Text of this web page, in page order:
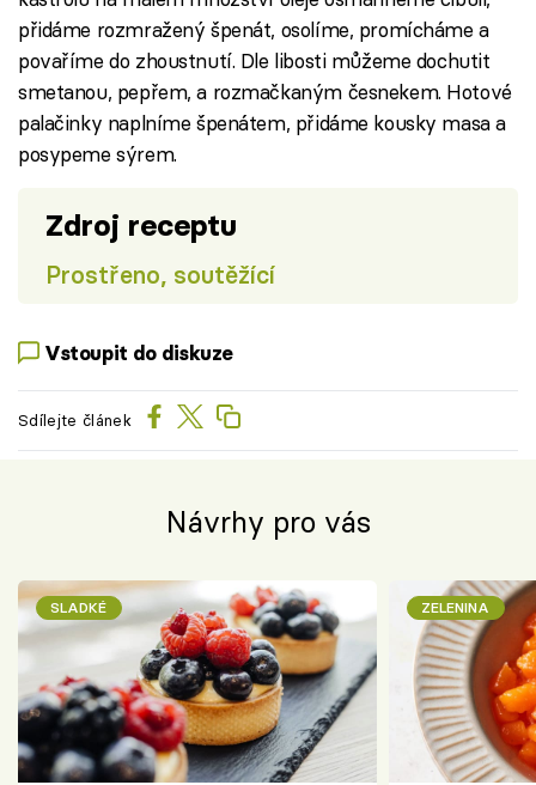
přidáme rozmražený špenát, osolíme, promícháme a
povaříme do zhoustnutí. Dle libosti můžeme dochutit
smetanou, pepřem, a rozmačkaným česnekem. Hotové
palačinky naplníme špenátem, přidáme kousky masa a
posypeme sýrem.
Zdroj receptu
Prostřeno, soutěžící
Vstoupit do diskuze
Sdílejte článek
Návrhy pro vás
SLADKÉ ZELENINA